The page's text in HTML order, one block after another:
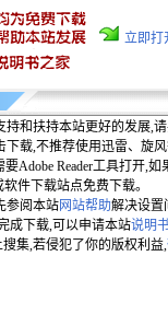
立即打
和扶持本站更好的发展,
载,不推荐使用迅雷、旋
Adobe Reader工具打开,
件下载站点免费下载。
参阅本站网站帮助解决设置
成下载,可以申请本站说明
集,若侵犯了你的版权利益,